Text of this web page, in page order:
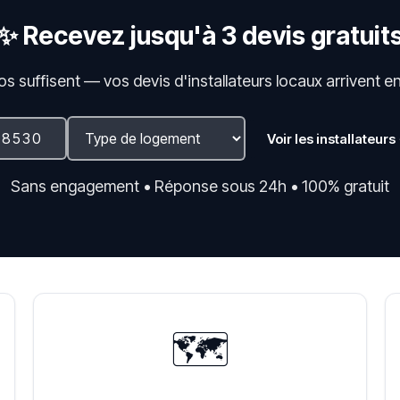
Recevez jusqu'à 3 devis
suffisent — vos devis d'installateurs locaux arrivent
Voir les
Sans engagement • Réponse sous 24h • 100% gratuit
🗺️